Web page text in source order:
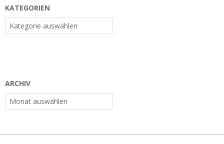
KATEGORIEN
Kategorien
ARCHIV
Archiv